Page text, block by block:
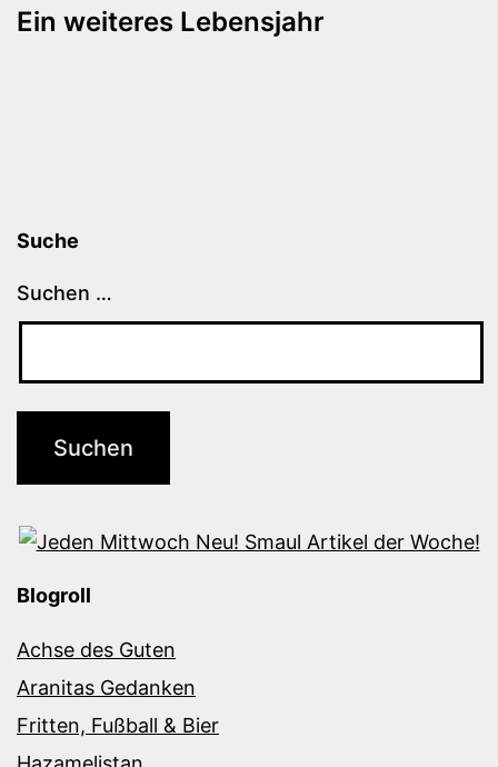
Ein weiteres Lebensjahr
Suche
Suchen …
Blogroll
Achse des Guten
Aranitas Gedanken
Fritten, Fußball & Bier